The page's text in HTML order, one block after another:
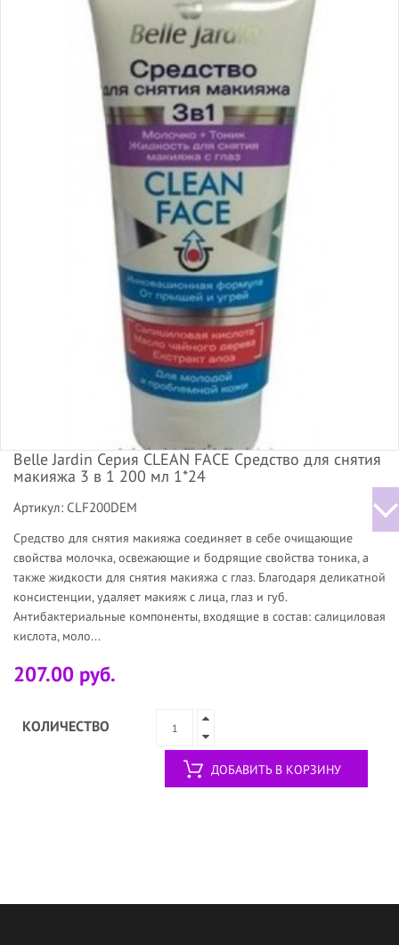
Belle Jardin Серия СLEAN FACE Средство для снятия
макияжа 3 в 1 200 мл 1*24
Артикул: CLF200DEM
Средство для снятия макияжа соединяет в себе очищающие
свойства молочка, освежающие и бодрящие свойства тоника, а
также жидкости для снятия макияжа с глаз. Благодаря деликатной
консистенции, удаляет макияж с лица, глаз и губ.
Антибактериальные компоненты, входящие в состав: салициловая
кислота, моло...
207.00 руб.
КОЛИЧЕСТВО
ДОБАВИТЬ В КОРЗИНУ